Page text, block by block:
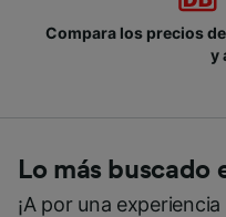
Compara los precios
y
Lo más buscado
¡A por una experiencia